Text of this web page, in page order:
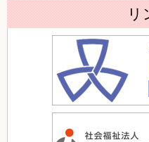
リ